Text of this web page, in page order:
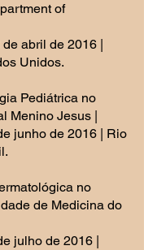
of
abril de 2016 |
Unidos.
Pediátrica no
Menino Jesus |
junho de 2016 | Rio
no
de Medicina do
julho de 2016 |